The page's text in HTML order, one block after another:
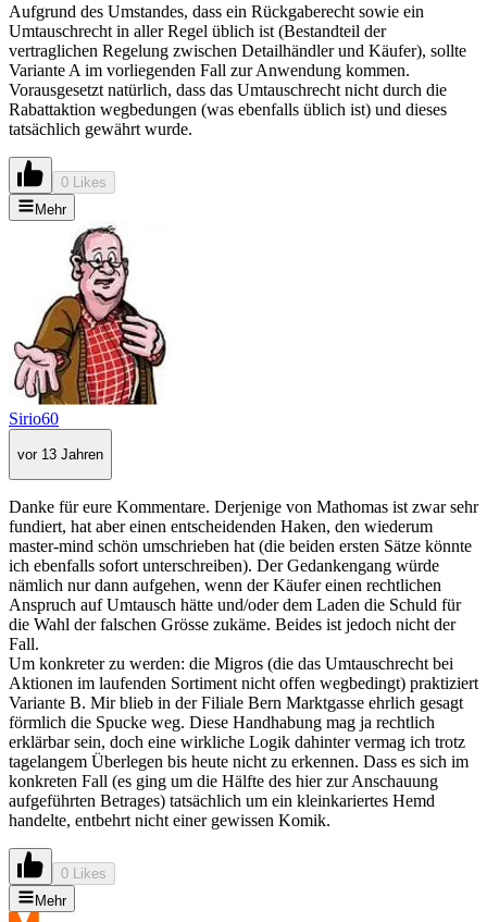
Aufgrund des Umstandes, dass ein Rückgaberecht sowie ein
Umtauschrecht in aller Regel üblich ist (Bestandteil der
vertraglichen Regelung zwischen Detailhändler und Käufer), sollte
Variante A im vorliegenden Fall zur Anwendung kommen.
Vorausgesetzt natürlich, dass das Umtauschrecht nicht durch die
Rabattaktion wegbedungen (was ebenfalls üblich ist) und dieses
tatsächlich gewährt wurde.
0 Likes
Mehr
Sirio60
vor 13 Jahren
Danke für eure Kommentare. Derjenige von Mathomas ist zwar sehr
fundiert, hat aber einen entscheidenden Haken, den wiederum
master-mind schön umschrieben hat (die beiden ersten Sätze könnte
ich ebenfalls sofort unterschreiben). Der Gedankengang würde
nämlich nur dann aufgehen, wenn der Käufer einen rechtlichen
Anspruch auf Umtausch hätte und/oder dem Laden die Schuld für
die Wahl der falschen Grösse zukäme. Beides ist jedoch nicht der
Fall.
Um konkreter zu werden: die Migros (die das Umtauschrecht bei
Aktionen im laufenden Sortiment nicht offen wegbedingt) praktiziert
Variante B. Mir blieb in der Filiale Bern Marktgasse ehrlich gesagt
förmlich die Spucke weg. Diese Handhabung mag ja rechtlich
erklärbar sein, doch eine wirkliche Logik dahinter vermag ich trotz
tagelangem Überlegen bis heute nicht zu erkennen. Dass es sich im
konkreten Fall (es ging um die Hälfte des hier zur Anschauung
aufgeführten Betrages) tatsächlich um ein kleinkariertes Hemd
handelte, entbehrt nicht einer gewissen Komik.
0 Likes
Mehr